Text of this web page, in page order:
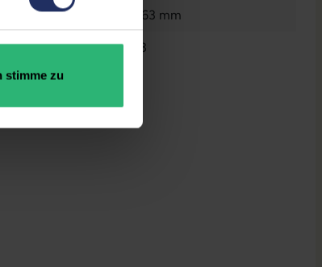
stimme zu
30 x 63 x 63 mm
20002853